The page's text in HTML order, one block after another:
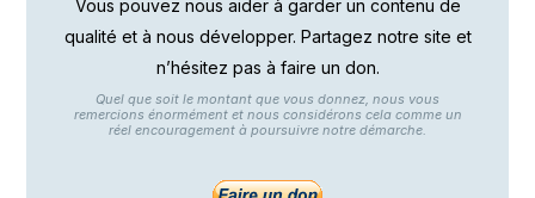
Vous pouvez nous aider à garder un contenu de
qualité et à nous développer. Partagez notre site et
n’hésitez pas à faire un don.
Quel que soit le montant que vous donnez, nous vous
remercions énormément et nous considérons cela comme un
réel encouragement à poursuivre notre démarche.